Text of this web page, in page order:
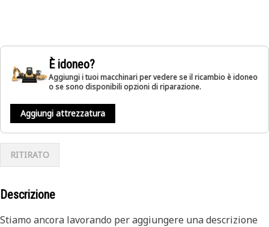
È idoneo?
Aggiungi i tuoi macchinari per vedere se il ricambio è idoneo
o se sono disponibili opzioni di riparazione.
Aggiungi attrezzatura
RITIRATO
Descrizione
Stiamo ancora lavorando per aggiungere una descrizione